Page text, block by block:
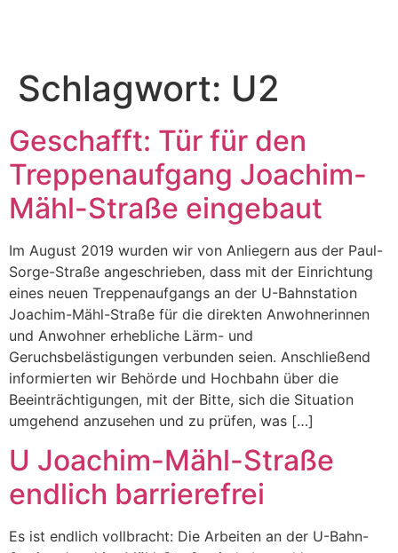
Schlagwort: U2
Geschafft: Tür für den
Treppenaufgang Joachim-
Mähl-Straße eingebaut
Im August 2019 wurden wir von Anliegern aus der Paul-
Sorge-Straße angeschrieben, dass mit der Einrichtung
eines neuen Treppenaufgangs an der U-Bahnstation
Joachim-Mähl-Straße für die direkten Anwohnerinnen
und Anwohner erhebliche Lärm- und
Geruchsbelästigungen verbunden seien. Anschließend
informierten wir Behörde und Hochbahn über die
Beeinträchtigungen, mit der Bitte, sich die Situation
umgehend anzusehen und zu prüfen, was […]
U Joachim-Mähl-Straße
endlich barrierefrei
Es ist endlich vollbracht: Die Arbeiten an der U-Bahn-